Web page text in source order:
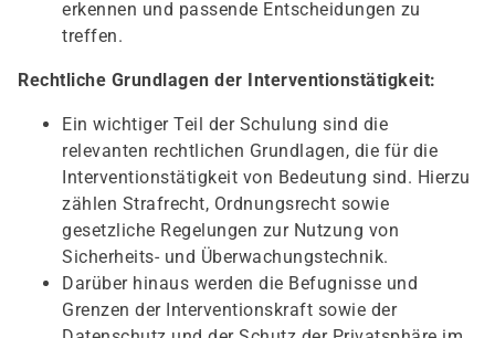
erkennen und passende Entscheidungen zu
treffen.
Rechtliche Grundlagen der Interventionstätigkeit:
Ein wichtiger Teil der Schulung sind die
relevanten rechtlichen Grundlagen, die für die
Interventionstätigkeit von Bedeutung sind. Hierzu
zählen Strafrecht, Ordnungsrecht sowie
gesetzliche Regelungen zur Nutzung von
Sicherheits- und Überwachungstechnik.
Darüber hinaus werden die Befugnisse und
Grenzen der Interventionskraft sowie der